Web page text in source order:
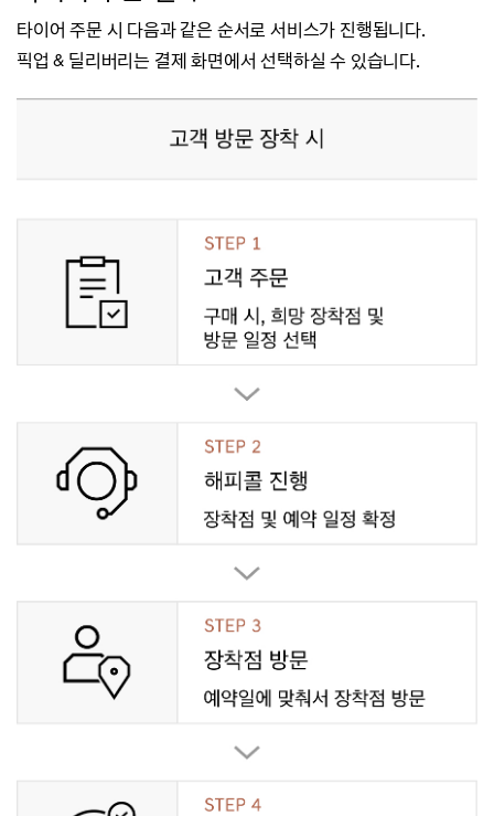
타이어 주문 시 다음과 같은 순서로 서비스가 진행됩니다.
픽업 & 딜리버리는 결제 화면에서 선택하실 수 있습니다.